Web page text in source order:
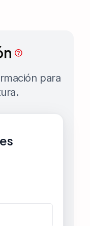
Tamps.
para